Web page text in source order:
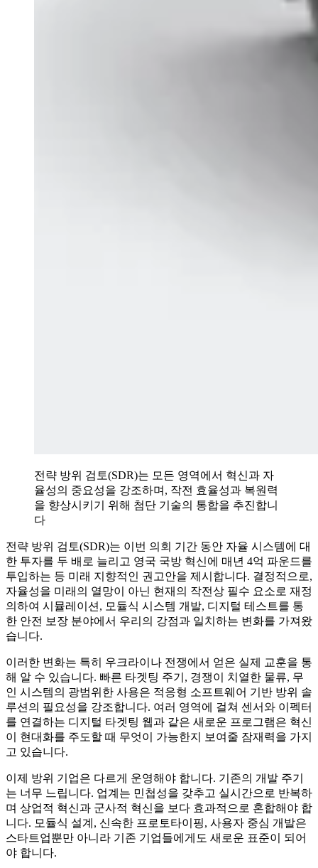
전략 방위 검토(SDR)는 모든 영역에서 혁신과 자
율성의 중요성을 강조하며, 작전 효율성과 복원력
을 향상시키기 위해 첨단 기술의 통합을 추진합니
다
전략 방위 검토(SDR)는 이번 의회 기간 동안 자율 시스템에 대
한 투자를 두 배로 늘리고 영국 국방 혁신에 매년 4억 파운드를
투입하는 등 미래 지향적인 권고안을 제시합니다. 결정적으로,
자율성을 미래의 열망이 아닌 현재의 작전상 필수 요소로 재정
의하여 시뮬레이션, 모듈식 시스템 개발, 디지털 테스트를 통
한 안전 보장 분야에서 우리의 강점과 일치하는 변화를 가져왔
습니다.
이러한 변화는 특히 우크라이나 전쟁에서 얻은 실제 교훈을 통
해 알 수 있습니다. 빠른 타겟팅 주기, 경쟁이 치열한 물류, 무
인 시스템의 광범위한 사용은 적응형 소프트웨어 기반 방위 솔
루션의 필요성을 강조합니다. 여러 영역에 걸쳐 센서와 이펙터
를 연결하는 디지털 타겟팅 웹과 같은 새로운 프로그램은 혁신
이 현대화를 주도할 때 무엇이 가능한지 보여줄 잠재력을 가지
고 있습니다.
이제 방위 기업은 다르게 운영해야 합니다. 기존의 개발 주기
는 너무 느립니다. 업계는 민첩성을 갖추고 실시간으로 반복하
며 상업적 혁신과 군사적 혁신을 보다 효과적으로 혼합해야 합
니다. 모듈식 설계, 신속한 프로토타이핑, 사용자 중심 개발은
스타트업뿐만 아니라 기존 기업들에게도 새로운 표준이 되어
야 합니다.